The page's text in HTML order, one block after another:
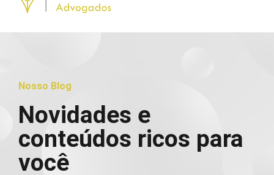
Nosso Blog
Novidades e
conteúdos ricos para
você